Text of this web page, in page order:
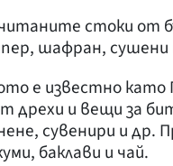
стоки от
шафран, сушени
е известно
дрехи и вещи за
сувенири и
баклави и чай.